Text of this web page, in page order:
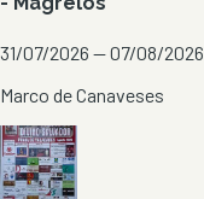
31/07/2026 — 07/08/2026
Marco de Canaveses